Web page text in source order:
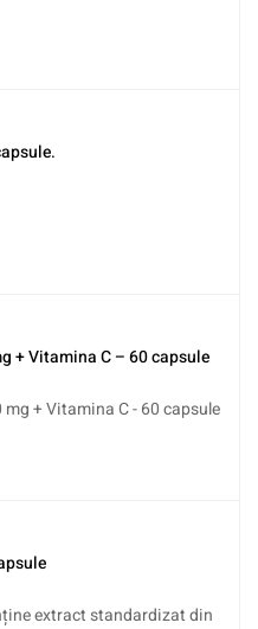
+ Vitamina C – 60 capsule